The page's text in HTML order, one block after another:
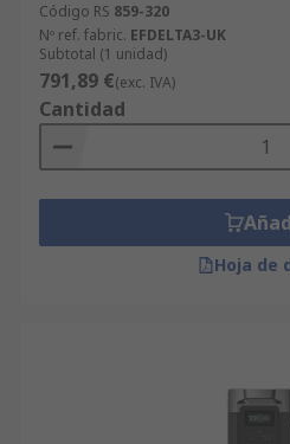
Código RS 859-320
Nº ref. fabric. EFDELTA3-UK
Subtotal (1 unidad)
791,89 €(exc. IVA)
Cantidad
Hoja de